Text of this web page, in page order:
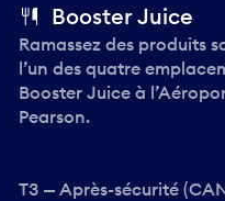
Booster Juice
Ramassez des produits
l’un des quatre
Booster Juice à
Pearson.
T3 — Après-sécurité